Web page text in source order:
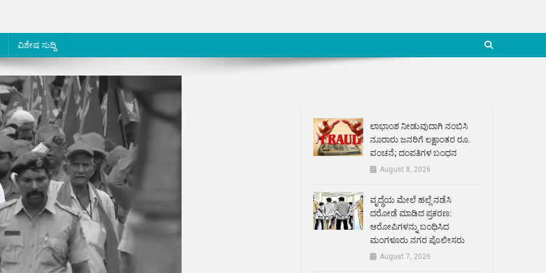
ವಿಶೇಷ ಸುದ್ದಿ
ಲಾಭಾಂಶ ನೀಡುವುದಾಗಿ ನಂಬಿಸಿ
ನೂರಾರು ಜನರಿಗೆ ಲಕ್ಷಾಂತರ ರೂ.
ವಂಚನೆ; ದಂಪತಿಗಳ ಬಂಧನ
August 8, 2026
ವೃದ್ಧೆಯ ಮೇಲೆ ಹಲ್ಲೆ ನಡೆಸಿ
ದರೋಡೆ ಮಾಡಿದ ಪ್ರಕರಣ:
ಆರೋಪಿಗಳನ್ನು ಬಂಧಿಸಿದ
ಮಂಗಳೂರು ನಗರ ಪೊಲೀಸರು
August 7, 2026